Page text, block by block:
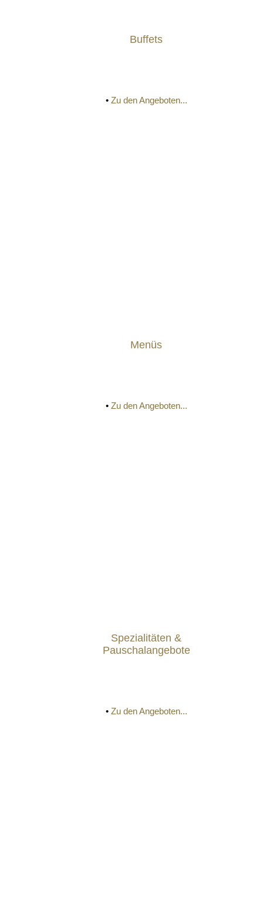
Buffets
• Zu den Angeboten...
Menüs
• Zu den Angeboten...
Spezialitäten &
Pauschalangebote
• Zu den Angeboten...